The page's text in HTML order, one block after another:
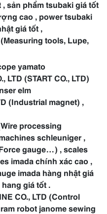
sản phẩm tsubaki giá tốt
cao , power tsubaki
giá tốt ,
(Measuring tools, Lupe,
yamato
LTD (START CO., LTD)
elm
(Industrial magnet) ,
processing
schleuniger ,
gauge…) , scales
imada chính xác cao ,
imada hàng nhật giá
giá tốt .
CO., LTD (Control
robot janome sewing